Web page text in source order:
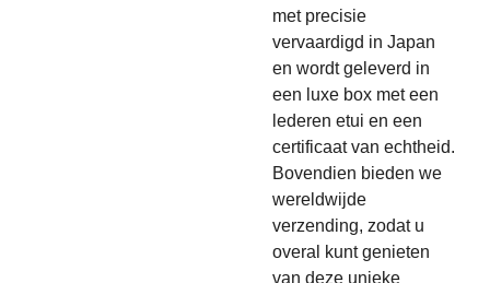
met precisie
vervaardigd in Japan
en wordt geleverd in
een luxe box met een
lederen etui en een
certificaat van echtheid.
Bovendien bieden we
wereldwijde
verzending, zodat u
overal kunt genieten
van deze unieke